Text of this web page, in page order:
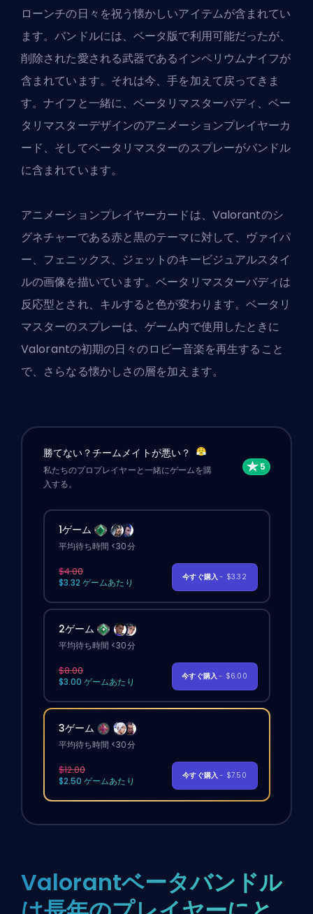
ローンチの日々を祝う懐かしいアイテムが含まれてい
ます。バンドルには、ベータ版で利用可能だったが、
削除された愛される武器であるインペリウムナイフが
含まれています。それは今、手を加えて戻ってきま
す。ナイフと一緒に、ベータリマスターバディ、ベー
タリマスターデザインのアニメーションプレイヤーカ
ード、そしてベータリマスターのスプレーがバンドル
に含まれています。
アニメーションプレイヤーカードは、Valorantのシ
グネチャーである赤と黒のテーマに対して、ヴァイパ
ー、フェニックス、ジェットのキービジュアルスタイ
ルの画像を描いています。ベータリマスターバディは
反応型とされ、キルすると色が変わります。ベータリ
マスターのスプレーは、ゲーム内で使用したときに
Valorantの初期の日々のロビー音楽を再生すること
で、さらなる懐かしさの層を加えます。
勝てない？チームメイトが悪い？
私たちのプロプレイヤーと一緒にゲームを購
入する。
1ゲーム
平均待ち時間 <30分
$4.00
$3.32 ゲームあたり
今すぐ購入- $3.32
2ゲーム
平均待ち時間 <30分
$8.00
$3.00 ゲームあたり
今すぐ購入- $6.00
3ゲーム
平均待ち時間 <30分
$12.00
$2.50 ゲームあたり
今すぐ購入- $7.50
Valorantベータバンドル